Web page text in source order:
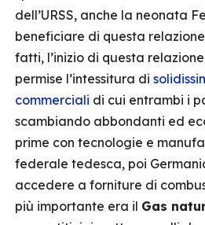
dell’URSS, anche la neonata
beneficiare di questa
fatti, l’inizio di questa
permise l’intessitura di
commerciali di cui entrambi i
scambiando abbondanti ed
prime con tecnologie e
federale tedesca, poi
accedere a forniture di
più importante era il Gas